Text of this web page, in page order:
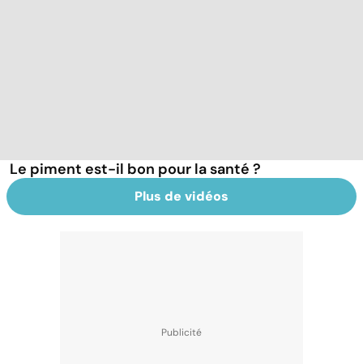
Le piment est-il bon pour la santé ?
Plus de vidéos